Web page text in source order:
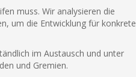
muss. Wir analysieren die
um die Entwicklung für konkrete
im Austausch und unter
und Gremien.